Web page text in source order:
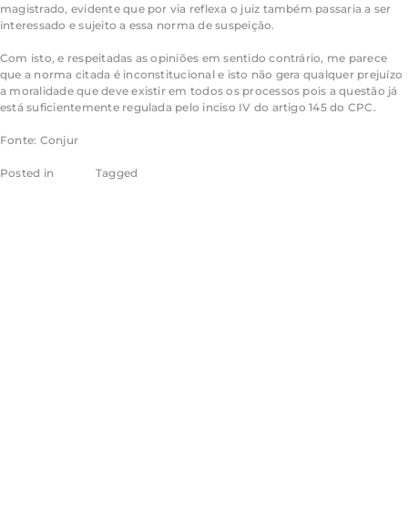
magistrado, evidente que por via reflexa o juiz também passaria a ser
interessado e sujeito a essa norma de suspeição.
Com isto, e respeitadas as opiniões em sentido contrário, me parece
que a norma citada é inconstitucional e isto não gera qualquer prejuízo
a moralidade que deve existir em todos os processos pois a questão já
está suficientemente regulada pelo inciso IV do artigo 145 do CPC.
Fonte: Conjur
Posted in Tagged